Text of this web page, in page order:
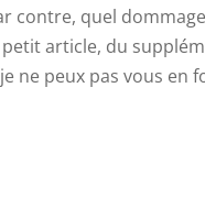
contre, quel
article, du
ne peux pas vous en